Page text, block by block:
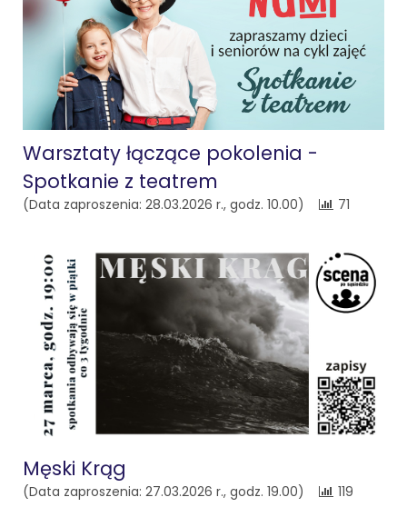
Warsztaty łączące pokolenia -
Spotkanie z teatrem
(Data zaproszenia: 28.03.2026 r., godz. 10.00) 71
Męski Krąg
(Data zaproszenia: 27.03.2026 r., godz. 19.00) 119